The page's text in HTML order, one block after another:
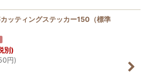
ッティングステッカー150（標準
別)
円)